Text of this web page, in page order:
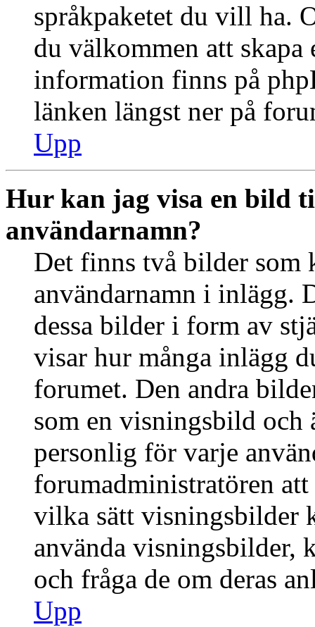
språkpaketet du vill ha.
du välkommen att
information finns på
länken längst ner på
Upp
Hur kan jag visa en bild
användarnamn?
Det finns två bilder som
användarnamn i inlägg.
dessa bilder i form av
visar hur många inlägg
forumet. Den andra
som en visningsbild
personlig för varje
forumadministratören
vilka sätt visningsbilder
använda visningsbilder,
och fråga de om deras
Upp